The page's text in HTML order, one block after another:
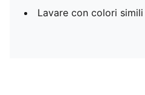
Lavare con colori simili